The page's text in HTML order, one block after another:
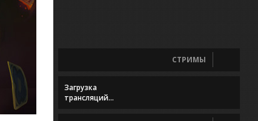
СТРИМЫ
Загрузка
трансляций...